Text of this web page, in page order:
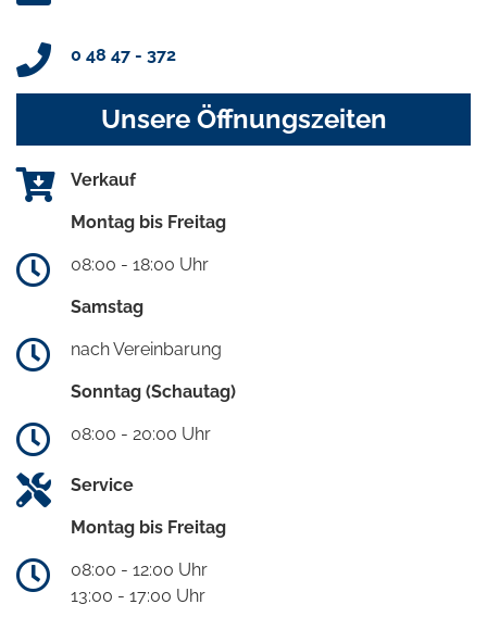
0 48 47 - 372
Unsere Öffnungszeiten
Verkauf
Montag bis Freitag
08:00 - 18:00 Uhr
Samstag
nach Vereinbarung
Sonntag (Schautag)
08:00 - 20:00 Uhr
Service
Montag bis Freitag
08:00 - 12:00 Uhr
13:00 - 17:00 Uhr